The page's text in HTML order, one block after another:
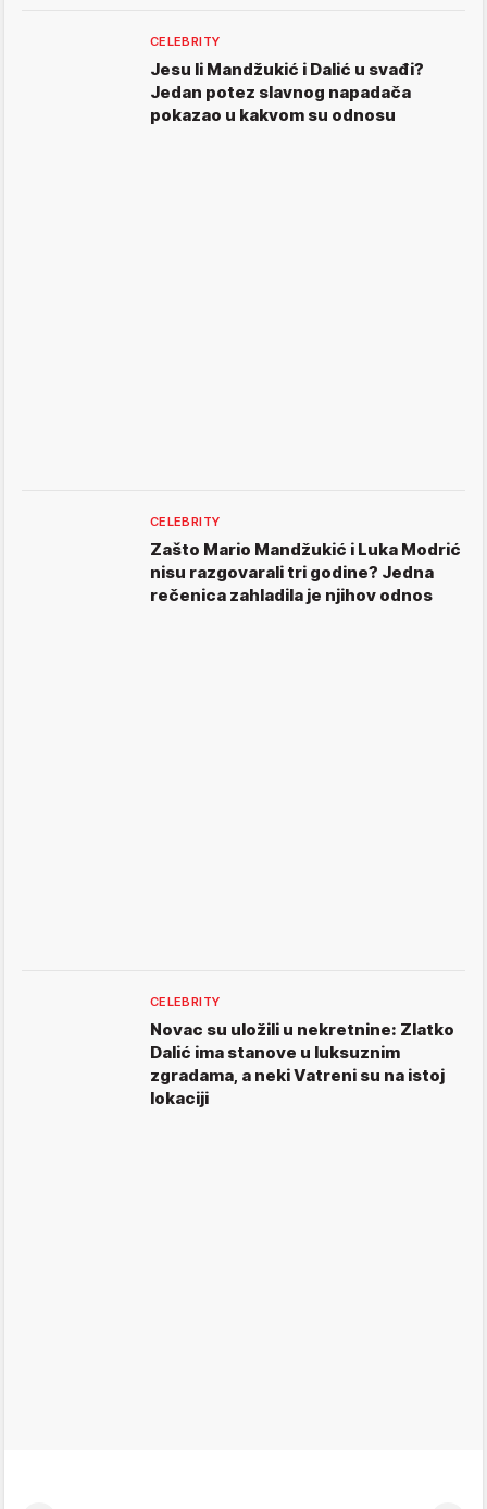
CELEBRITY
Jesu li Mandžukić i Dalić u svađi?
Jedan potez slavnog napadača
pokazao u kakvom su odnosu
CELEBRITY
Zašto Mario Mandžukić i Luka Modrić
nisu razgovarali tri godine? Jedna
rečenica zahladila je njihov odnos
CELEBRITY
Novac su uložili u nekretnine: Zlatko
Dalić ima stanove u luksuznim
zgradama, a neki Vatreni su na istoj
lokaciji